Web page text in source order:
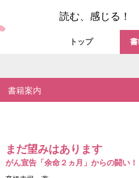
読む、感じる
トップ
書籍案内
まだ望みはあります
がん宣告「余命２ヵ月」からの闘い！